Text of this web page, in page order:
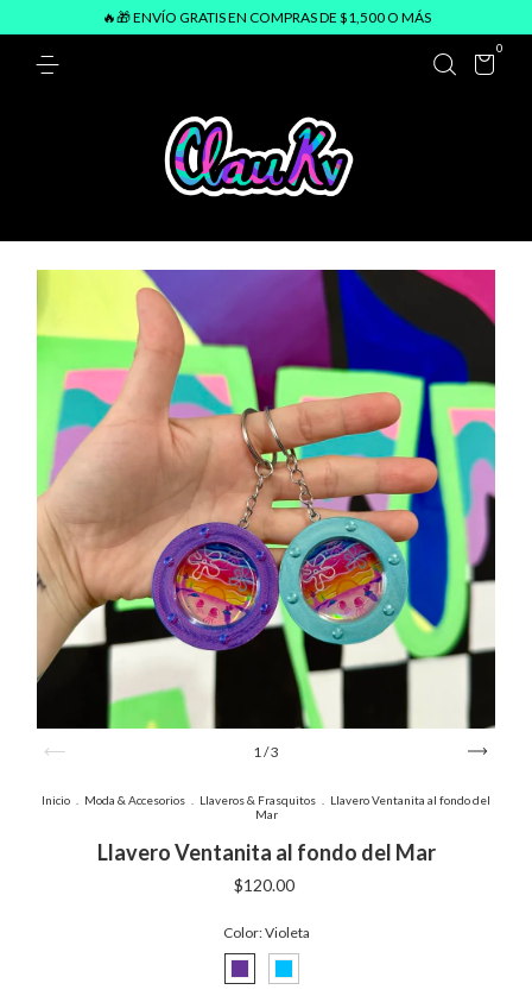
🔥🎁 ENVÍO GRATIS EN COMPRAS DE $1,500 O MÁS
0
1 /3
Inicio Moda & Accesorios Llaveros & Frasquitos
Llavero Ventanita al fondo del
Mar
Llavero Ventanita al fondo del Mar
$120.00
Color:Violeta